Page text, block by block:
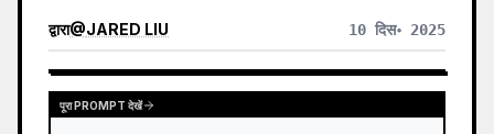
द्वारा@JARED LIU 10 दिस॰ 2025
पूरा PROMPT देखें